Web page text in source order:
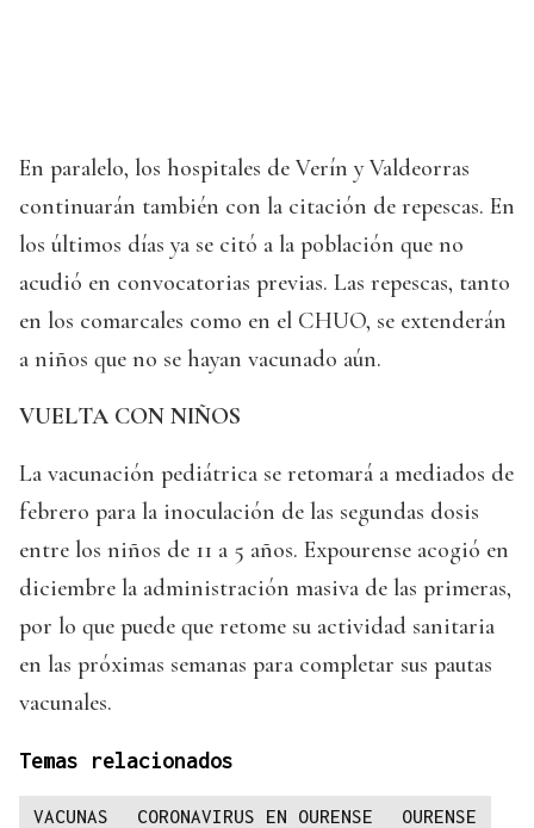
En paralelo, los hospitales de Verín y Valdeorras
continuarán también con la citación de repescas. En
los últimos días ya se citó a la población que no
acudió en convocatorias previas. Las repescas, tanto
en los comarcales como en el CHUO, se extenderán
a niños que no se hayan vacunado aún.
VUELTA CON NIÑOS
La vacunación pediátrica se retomará a mediados de
febrero para la inoculación de las segundas dosis
entre los niños de 11 a 5 años. Expourense acogió en
diciembre la administración masiva de las primeras,
por lo que puede que retome su actividad sanitaria
en las próximas semanas para completar sus pautas
vacunales.
Temas relacionados
VACUNAS CORONAVIRUS EN OURENSE OURENSE